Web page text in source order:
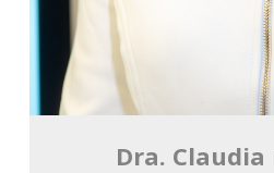
Dra.